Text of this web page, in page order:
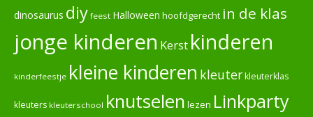
dinosaurus diy feest Halloween hoofdgerecht in de klas
jonge kinderen Kerst kinderen
kinderfeestje kleine kinderen kleuterkleuterklas
kleuters kleuterschool knutselen lezen Linkparty